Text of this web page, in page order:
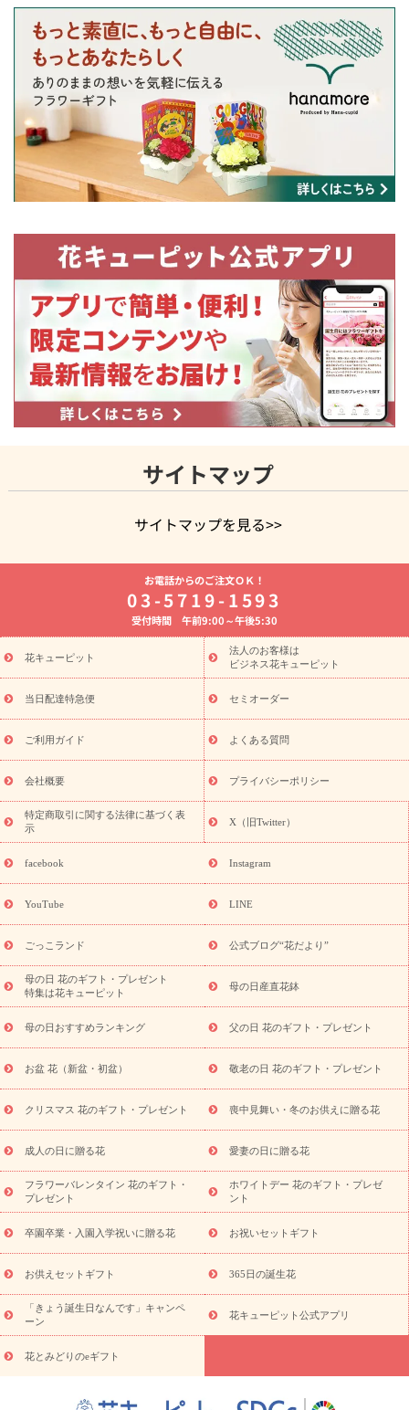
サイトマップ
サイトマップを見る>>
よく贈られる花
お祝いの花特集
誕生日フラワーギフト特集
8月の誕生花(トルコキキョウ)
開店・開業祝い
お供え・お悔やみ お供え・お悔やみの花
通夜・葬儀に贈る花 胡蝶蘭・花鉢
ーブドフラワー
季節のイベント
ひまわり ギフト・プレゼント
特集
お盆 花（新盆・初盆） 季節のイベント
お盆 花（新
盆・初盆）
お盆 花（新盆・初盆）
お盆・お供え 花とセットギ
フト
お盆・お供え プリザーブドフラワー
ひまわり ギフト・プ
レゼント特集
夏の花贈り・お中元・暑中見舞い 花のギフト特集
敬老の日におくる花ギフト・プレゼント特集
花ギフト・プレゼント特集
敬老の日 花のおすすめランキング
敬
老の日 花鉢植えのギフト・プレゼント特集
敬老の日 花とセットギ
フト・プレゼント特集
敬老の日の花 全てのギフト一覧
キャン
ペーン
映画『ウォーターガーディアンズ』コラボキャンペーン
「きょう誕生日なんです」キャンペーン
誕生日の花を探す
誕生日フラワーギフト 誕生日フラワーギフト特集
(トルコキキョウ)
9月の誕生花(リンドウ)
ら探す
お祝いの花特集 当日配達特急便 お祝い商品一覧
念日
結婚祝い 出産祝い 退院祝い・快気祝い
寿祝い
プチギフト ペットのお祝いフラワー
供え・お悔やみ商品一覧
お供え・お悔やみの花
四十九日法要以
お供え プリザーブドフラワー
ペットのお供えフラワー
お盆（新
盆・初盆）
その他 お祝い返し お見舞い
お取り寄せギフト
ビジネス用
ご自宅用 観葉植物 ミディ胡蝶蘭
プリザーブ
ドフラワー
スタイルから探す アレンジメント 花束
スタ
ンド花
お祝い お供え・お悔やみ 胡蝶蘭 胡蝶蘭・花鉢
ディ胡蝶蘭・お祝い
ミディ胡蝶蘭・お供え
世界初の青色胡蝶蘭
観葉植物
観葉植物 産直多肉植物
プリザーブドフラワー
お祝い
お供え・お悔やみ 花とセットギフト
セミオーダー
プチギフト（hanamore -ハナモア-）
花とみどりのeギフト
キューピットのeGfit
カラー ピンク イエローオレンジ
レッ
ド
お花の種類 トルコキキョウ
お祝い お祝い・3000円～ お祝い・4000円～
お祝い・
5000円～
お祝い・7000円～ お祝い・ 10000円～
お供え・お
悔やみ
円～
お供え・お悔やみ・
お電話からのご注文ＯＫ！
03-5719-1593
受付時間 午前9:00～午後5:30
花キューピット
法人のお客様は
ビジネス花キューピット
当日配達特急便 セミオーダー
ご利用ガイド よくある質問
会社概要 プライバシーポリシー
特定商取引に関する法律に基づく表
示
X（旧Twitter）
facebook Instagram
YouTube LINE
ごっこランド 公式ブログ“花だより”
母の日 花のギフト・プレゼント
特集は花キューピット
母の日産直花鉢
母の日おすすめランキング 父の日 花のギフト・プレゼント
お盆 花（新盆・初盆） 敬老の日 花のギフト・プレゼント
クリスマス 花のギフト・プレゼント 喪中見舞い・冬のお供えに贈る花
成人の日に贈る花 愛妻の日に贈る花
フラワーバレンタイン 花のギフト・
プレゼント
ホワイトデー 花のギフト・プレゼ
ント
卒園卒業・入園入学祝いに贈る花 お祝いセットギフト
お供えセットギフト 365日の誕生花
「きょう誕生日なんです」キャンペ
ーン
花キューピット公式アプリ
花とみどりのeギフト